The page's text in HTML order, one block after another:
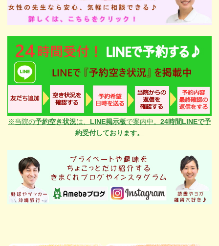
※当院の予約空き状況は、 LINE掲示板で案内中。 24時間LINEで予
約受付しております。